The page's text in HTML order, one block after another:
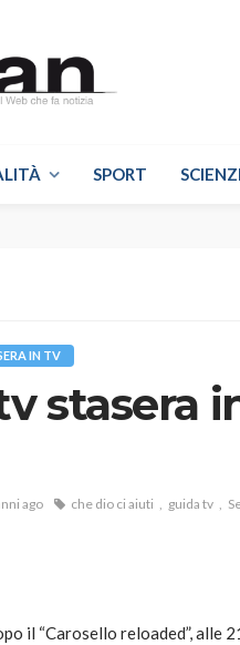
SPORT
IN TV
stasera
ago che dio ci aiuti guida tv
il “Carosello reloaded”, alle